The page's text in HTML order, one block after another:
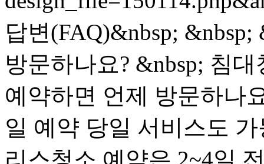
답변(FAQ)&nbsp;
방문하나요? &nbsp; 침
예약하면 언제 방문하나
일 예약 당일 서비스도